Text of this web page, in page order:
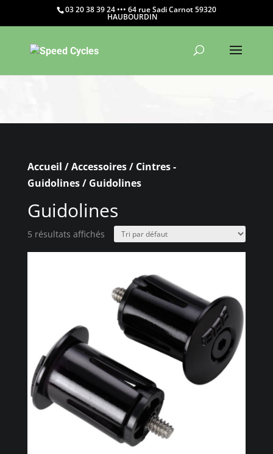
Warning: Constant WP_CRON_LOCK_TIMEOUT already
defined in
03 20 38 39 24 ••• 64 rue Sadi Carnot 59320
HAUBOURDIN
Accueil /Accessoires/ Cintres -
Guidolines/ Guidolines
Guidolines
5 résultats affichés